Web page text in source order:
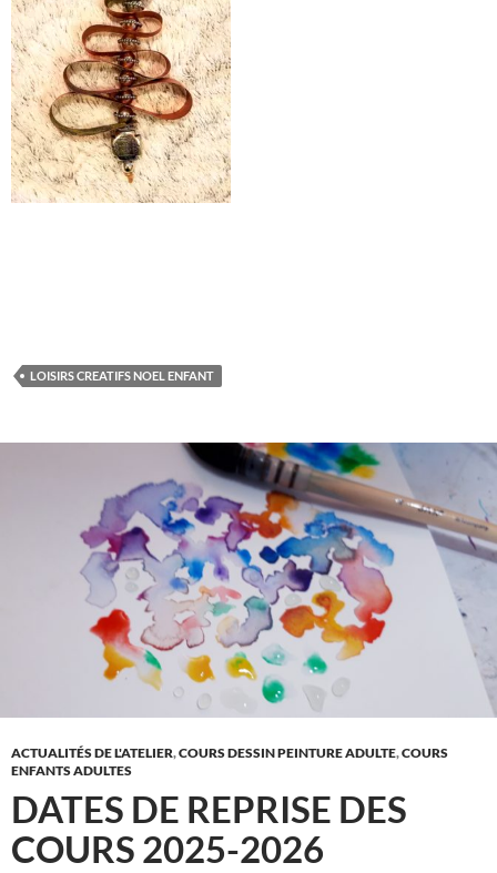
LOISIRS CREATIFS NOEL ENFANT
ACTUALITÉS DE L'ATELIER,COURS DESSIN PEINTURE ADULTE,COURS
ENFANTS ADULTES
DATES DE REPRISE DES
COURS 2025-2026